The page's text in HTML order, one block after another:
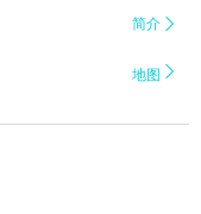
简介 
地图 